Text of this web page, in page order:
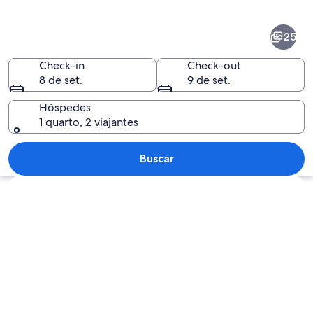
Uma vila numa encosta com
25
Check-in
8 de set.
Check-out
9 de set.
Hóspedes
1 quarto, 2 viajantes
Buscar
Explorar mapa